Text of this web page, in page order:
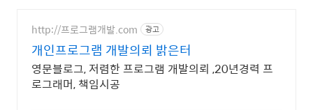
http://프로그램개발.com 광고
개인프로그램 개발의뢰 밝은터
영문블로그, 저렴한 프로그램 개발의뢰 ,20년경력 프
로그래머, 책임시공